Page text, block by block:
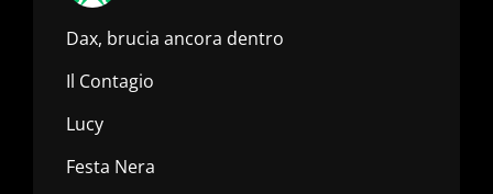
Dax, brucia ancora dentro
Il Contagio
Lucy
Festa Nera